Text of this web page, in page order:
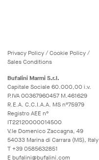
Privacy Policy/Cookie Policy/
Sales Conditions
Bufalini Marmi S.r.l.
Capitale Sociale 60.000,00 i.v.
P.IVA 00367960457 M.461629
R.E.A. C.C.I.A.A. MS n°75979
Registro AEE n°
IT22120000014500
V.le Domenico Zaccagna, 49
54033 Marina di Carrara (MS), Italy
T+39 0585632851
E bufalini@bufalini.com